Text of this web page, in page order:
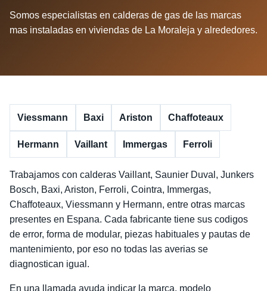
Somos especialistas en calderas de gas de las marcas
mas instaladas en viviendas de La Moraleja y alrededores.
Viessmann Baxi Ariston Chaffoteaux
Hermann Vaillant Immergas Ferroli
Trabajamos con calderas Vaillant, Saunier Duval, Junkers
Bosch, Baxi, Ariston, Ferroli, Cointra, Immergas,
Chaffoteaux, Viessmann y Hermann, entre otras marcas
presentes en Espana. Cada fabricante tiene sus codigos
de error, forma de modular, piezas habituales y pautas de
mantenimiento, por eso no todas las averias se
diagnostican igual.
En una llamada ayuda indicar la marca, modelo